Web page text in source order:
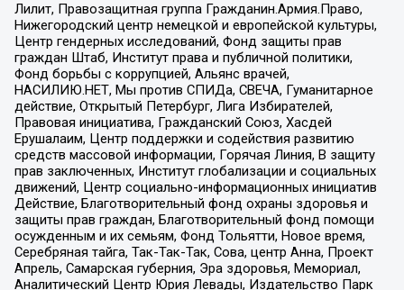
Лилит, Правозащитная группа Гражданин.Армия.Право,
Нижегородский центр немецкой и европейской культуры,
Центр гендерных исследований, Фонд защиты прав
граждан Штаб, Институт права и публичной политики,
Фонд борьбы с коррупцией, Альянс врачей,
НАСИЛИЮ.НЕТ, Мы против СПИДа, СВЕЧА, Гуманитарное
действие, Открытый Петербург, Лига Избирателей,
Правовая инициатива, Гражданский Союз, Хасдей
Ерушалаим, Центр поддержки и содействия развитию
средств массовой информации, Горячая Линия, В защиту
прав заключенных, Институт глобализации и социальных
движений, Центр социально-информационных инициатив
Действие, Благотворительный фонд охраны здоровья и
защиты прав граждан, Благотворительный фонд помощи
осужденным и их семьям, Фонд Тольятти, Новое время,
Серебряная тайга, Так-Так-Так, Сова, центр Анна, Проект
Апрель, Самарская губерния, Эра здоровья, Мемориал,
Аналитический Центр Юрия Левады, Издательство Парк